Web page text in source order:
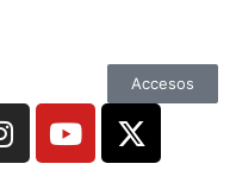
Accesos